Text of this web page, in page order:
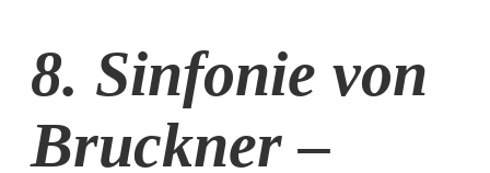
8. Sinfonie von
Bruckner –